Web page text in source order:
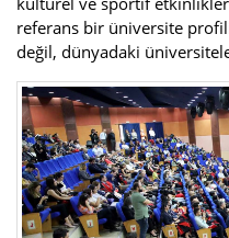
referans bir üniversite
değil, dünyadaki